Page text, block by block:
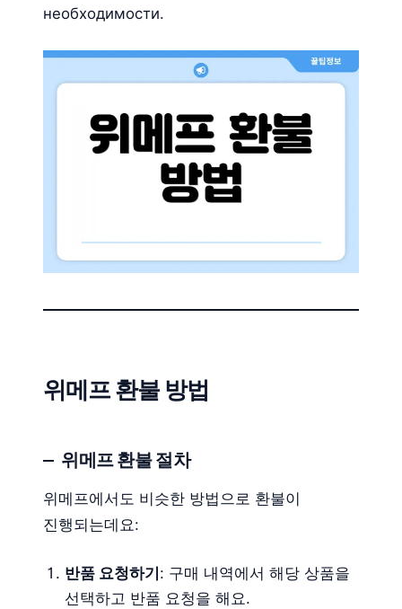
необходимости.
위메프 환불 방법
위메프 환불 절차
위메프에서도 비슷한 방법으로 환불이
진행되는데요:
반품 요청하기 : 구매 내역에서 해당 상품을
선택하고 반품 요청을 해요.